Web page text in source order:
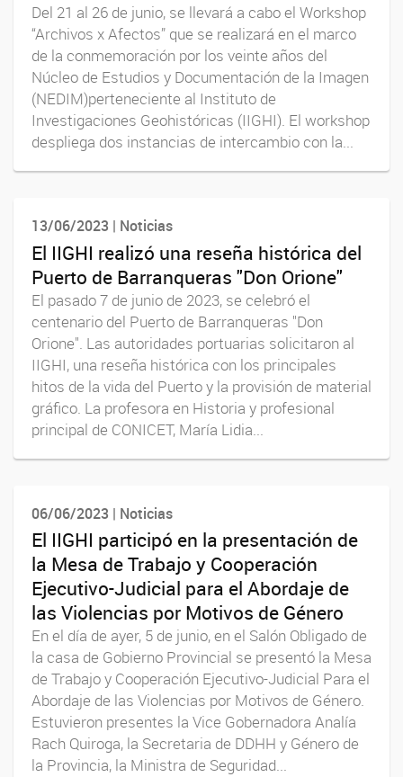
Del 21 al 26 de junio, se llevará a cabo el Workshop
“Archivos x Afectos” que se realizará en el marco
de la conmemoración por los veinte años del
Núcleo de Estudios y Documentación de la Imagen
(NEDIM)perteneciente al Instituto de
Investigaciones Geohistóricas (IIGHI). El workshop
despliega dos instancias de intercambio con la...
13/06/2023 | Noticias
El IIGHI realizó una reseña histórica del
Puerto de Barranqueras "Don Orione"
El pasado 7 de junio de 2023, se celebró el
centenario del Puerto de Barranqueras "Don
Orione". Las autoridades portuarias solicitaron al
IIGHI, una reseña histórica con los principales
hitos de la vida del Puerto y la provisión de material
gráfico. La profesora en Historia y profesional
principal de CONICET, María Lidia...
06/06/2023 | Noticias
El IIGHI participó en la presentación de
la Mesa de Trabajo y Cooperación
Ejecutivo-Judicial para el Abordaje de
las Violencias por Motivos de Género
En el día de ayer, 5 de junio, en el Salón Obligado de
la casa de Gobierno Provincial se presentó la Mesa
de Trabajo y Cooperación Ejecutivo-Judicial Para el
Abordaje de las Violencias por Motivos de Género.
Estuvieron presentes la Vice Gobernadora Analía
Rach Quiroga, la Secretaria de DDHH y Género de
la Provincia, la Ministra de Seguridad...